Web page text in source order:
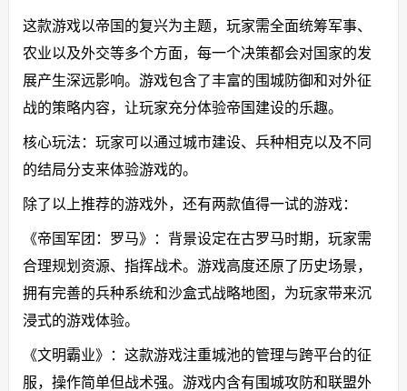
这款游戏以帝国的复兴为主题，玩家需全面统筹军事、
农业以及外交等多个方面，每一个决策都会对国家的发
展产生深远影响。游戏包含了丰富的围城防御和对外征
战的策略内容，让玩家充分体验帝国建设的乐趣。
核心玩法：玩家可以通过城市建设、兵种相克以及不同
的结局分支来体验游戏的。
除了以上推荐的游戏外，还有两款值得一试的游戏：
《帝国军团：罗马》：背景设定在古罗马时期，玩家需
合理规划资源、指挥战术。游戏高度还原了历史场景，
拥有完善的兵种系统和沙盒式战略地图，为玩家带来沉
浸式的游戏体验。
《文明霸业》：这款游戏注重城池的管理与跨平台的征
服，操作简单但战术强。游戏内含有围城攻防和联盟外